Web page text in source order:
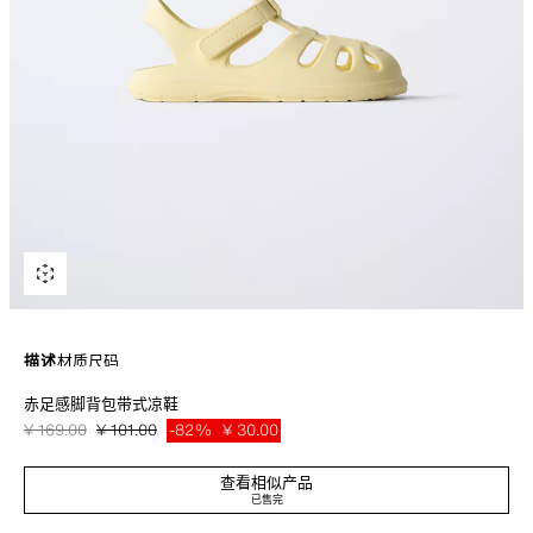
描述材质尺码
弹力拉带脚背包带式凉鞋。后部魔术贴闭合。圆头，宽松并具有功能性，脚趾
可自如移动。柔性橡胶鞋底，落差适当，后跟支撑非常柔韧。
6707/730/300
赤足感脚背包带式凉鞋
¥ 169.00 ¥ 101.00 -82% ¥ 30.00
查看相似产品
已售完
¥